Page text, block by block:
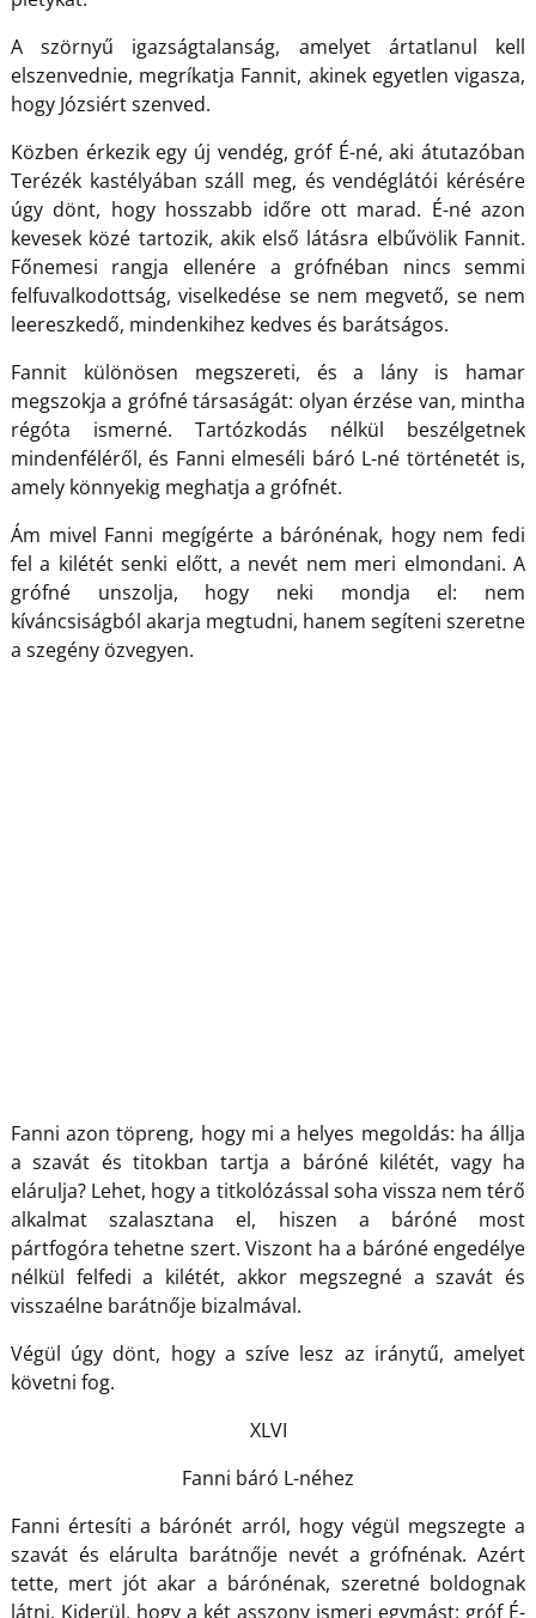
A szörnyű igazságtalanság, amelyet ártatlanul kell
elszenvednie, megríkatja Fannit, akinek egyetlen vigasza,
hogy Józsiért szenved.
Közben érkezik egy új vendég, gróf É-né, aki átutazóban
Terézék kastélyában száll meg, és vendéglátói kérésére
úgy dönt, hogy hosszabb időre ott marad. É-né azon
kevesek közé tartozik, akik első látásra elbűvölik Fannit.
Főnemesi rangja ellenére a grófnéban nincs semmi
felfuvalkodottság, viselkedése se nem megvető, se nem
leereszkedő, mindenkihez kedves és barátságos.
Fannit különösen megszereti, és a lány is hamar
megszokja a grófné társaságát: olyan érzése van, mintha
régóta ismerné. Tartózkodás nélkül beszélgetnek
mindenféléről, és Fanni elmeséli báró L-né történetét is,
amely könnyekig meghatja a grófnét.
Ám mivel Fanni megígérte a bárónénak, hogy nem fedi
fel a kilétét senki előtt, a nevét nem meri elmondani. A
grófné unszolja, hogy neki mondja el: nem
kíváncsiságból akarja megtudni, hanem segíteni szeretne
a szegény özvegyen.
Fanni azon töpreng, hogy mi a helyes megoldás: ha állja
a szavát és titokban tartja a báróné kilétét, vagy ha
elárulja? Lehet, hogy a titkolózással soha vissza nem térő
alkalmat szalasztana el, hiszen a báróné most
pártfogóra tehetne szert. Viszont ha a báróné engedélye
nélkül felfedi a kilétét, akkor megszegné a szavát és
visszaélne barátnője bizalmával.
Végül úgy dönt, hogy a szíve lesz az iránytű, amelyet
követni fog.
XLVI
Fanni báró L-néhez
Fanni értesíti a bárónét arról, hogy végül megszegte a
szavát és elárulta barátnője nevét a grófnénak. Azért
tette, mert jót akar a bárónénak, szeretné boldognak
látni. Kiderül, hogy a két asszony ismeri egymást: gróf É-